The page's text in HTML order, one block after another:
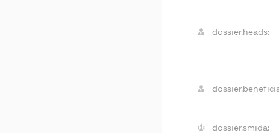
dossier.heads:
dossier.smida: